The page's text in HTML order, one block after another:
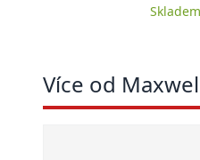
Skladem
Více od